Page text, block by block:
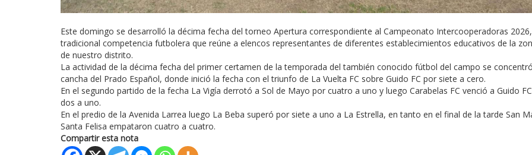
Este domingo se desarrolló la décima fecha del torneo Apertura correspondiente al Campeonato Intercooperadoras 2026,
tradicional competencia futbolera que reúne a elencos representantes de diferentes establecimientos educativos de la
de nuestro distrito.
La actividad de la décima fecha del primer certamen de la temporada del también conocido fútbol del campo se
cancha del Prado Español, donde inició la fecha con el triunfo de La Vuelta FC sobre Guido FC por siete a cero.
En el segundo partido de la fecha La Vigía derrotó a Sol de Mayo por cuatro a uno y luego Carabelas FC venció a Guido
dos a uno.
En el predio de la Avenida Larrea luego La Beba superó por siete a uno a La Estrella, en tanto en el final de la tarde San
Santa Felisa empataron cuatro a cuatro.
Compartir esta nota